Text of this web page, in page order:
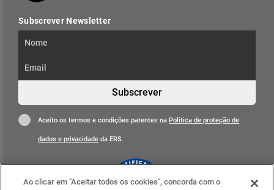
Subscrever Newsletter
Subscrever
Aceito os termos e condições patentes naPolítica de proteção de
dados e privacidade da ERS.
Ao clicar em "Aceitar todos os cookies", concorda com o